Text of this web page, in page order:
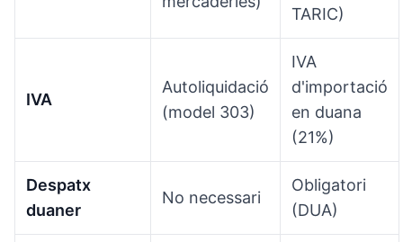
TARIC)
IVA
Autoliquidació
(model 303)
IVA
d'importació
en duana
(21%)
Despatx
duaner
No necessari
Obligatori
(DUA)